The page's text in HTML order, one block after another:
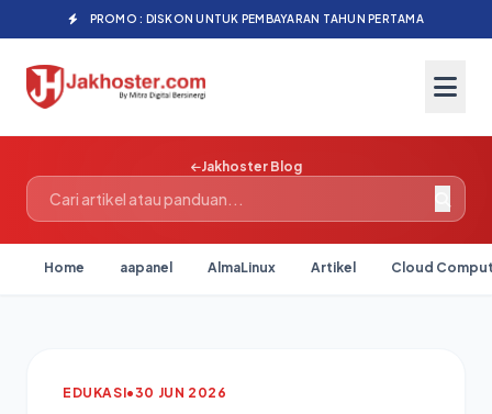
PROMO : DISKON UNTUK PEMBAYARAN TAHUN PERTAMA
Jakhoster Blog
Home aapanel AlmaLinux Artikel Cloud
EDUKASI•30 JUN 2026